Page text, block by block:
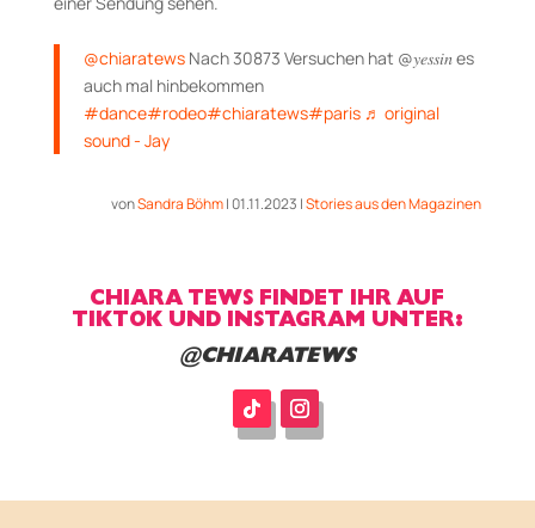
@chiaratewsNach 30873 Versuchen hat @𝑦𝑒𝑠𝑠𝑖𝑛 es
auch mal hinbekommen
#dance#rodeo#chiaratews#paris ♬ original
sound - Jay
vonSandra Böhm|01.11.2023 |Stories aus den Magazinen
CHIARA TEWS FINDET IHR AUF
TIKTOK UND INSTAGRAM UNTER:
@CHIARATEWS